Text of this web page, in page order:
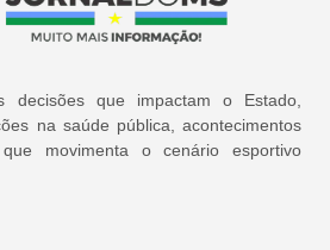
decisões que impactam o Estado,
na saúde pública, acontecimentos
movimenta o cenário esportivo